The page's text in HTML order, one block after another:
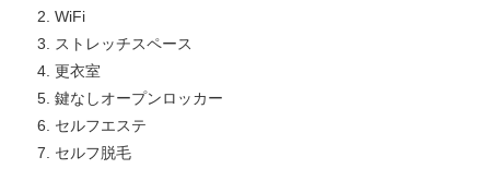
WiFi
ストレッチスペース
更衣室
鍵なしオープンロッカー
セルフエステ
セルフ脱毛